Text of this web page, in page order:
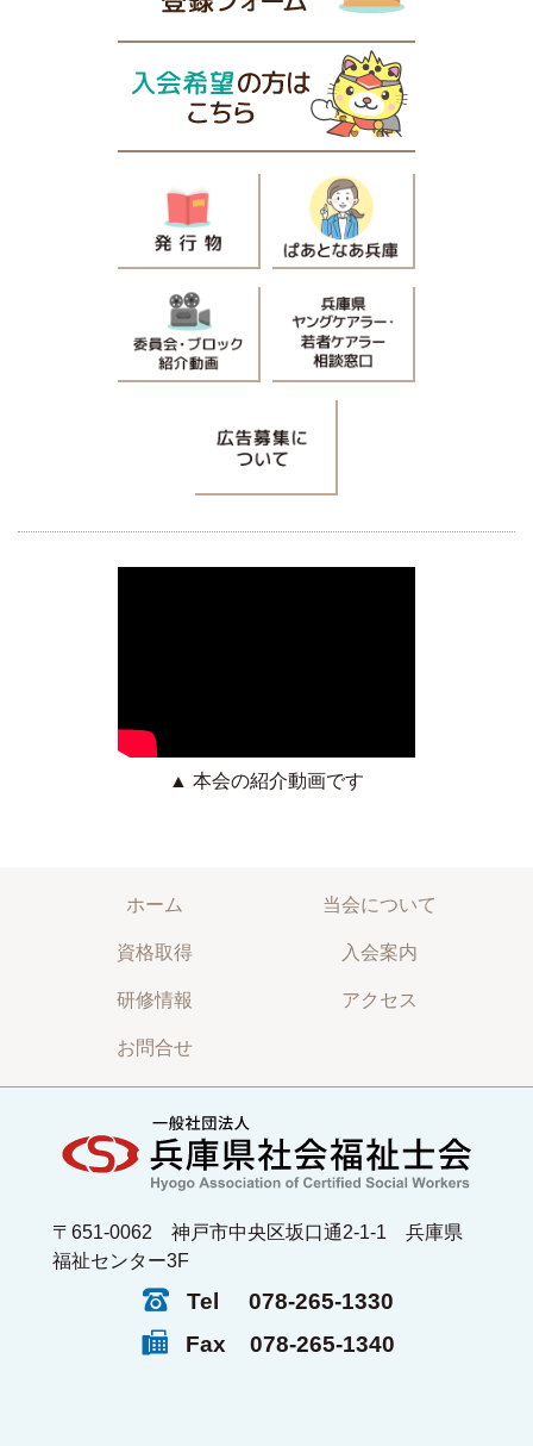
▲ 本会の紹介動画です
ホーム 当会について
資格取得 入会案内
研修情報 アクセス
お問合せ
〒651-0062 神戸市中央区坂口通2-1-1 兵庫県
福祉センター3F
Tel
078-265-1330
Fax
078-265-1340